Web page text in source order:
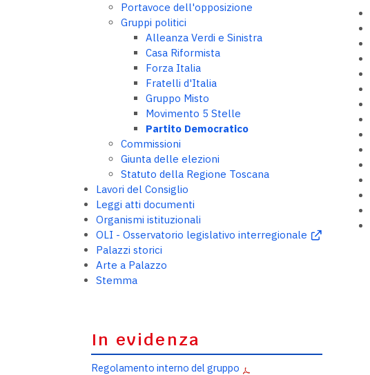
Portavoce dell'opposizione
Gruppi politici
Alleanza Verdi e Sinistra
Casa Riformista
Forza Italia
Fratelli d'Italia
Gruppo Misto
Movimento 5 Stelle
Partito Democratico
Commissioni
Giunta delle elezioni
Statuto della Regione Toscana
Lavori del Consiglio
Leggi atti documenti
Organismi istituzionali
OLI - Osservatorio legislativo interregionale
Palazzi storici
Arte a Palazzo
Stemma
In evidenza
Regolamento interno del gruppo